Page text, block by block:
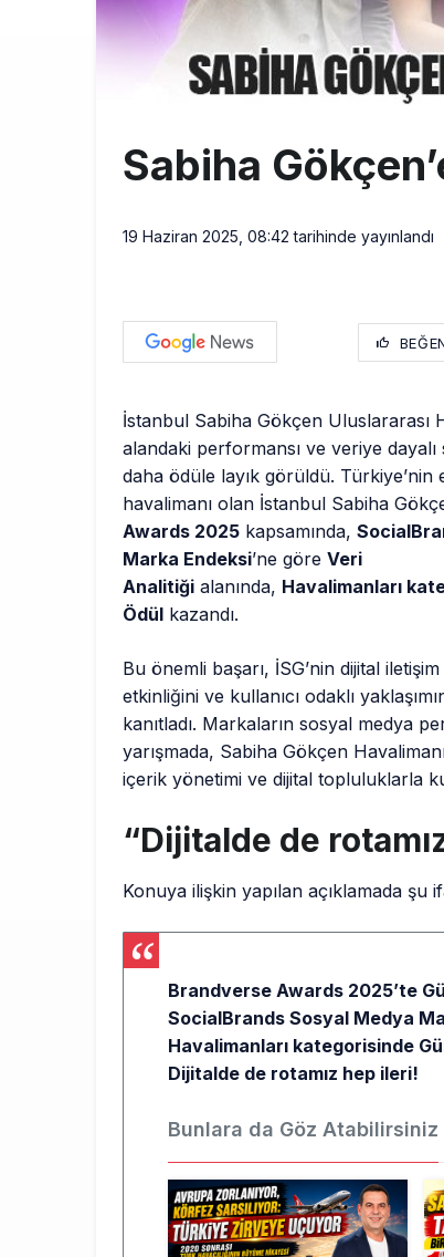
Sabiha
19 Haziran 2025, 08:42 tarihinde yayınlandı
İstanbul Sabiha Gökçen Uluslararası
alandaki performansı ve veriye
daha ödüle layık görüldü. Türkiye’nin
havalimanı olan İstanbul Sabiha
Awards 2025 kapsamında,
Marka Endeksi’ne göreVeri
Analitiği alanında, Havalimanları
Ödül kazandı.
Bu önemli başarı, İSG’nin dijital
etkinliğini ve kullanıcı odaklı
kanıtladı. Markaların sosyal medya
yarışmada, Sabiha Gökçen
içerik yönetimi ve dijital topluluklarla
“Dijitalde de
Konuya ilişkin yapılan açıklamada şu
Brandverse Awards 2025’te
SocialBrands Sosyal Medya
Havalimanları kategorisinde
Dijitalde de rotamız hep ileri!
Bunlara da Göz Atabilirsiniz